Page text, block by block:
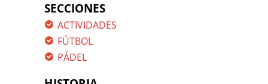
SECCIONES
ACTIVIDADES
FÚTBOL
PÁDEL